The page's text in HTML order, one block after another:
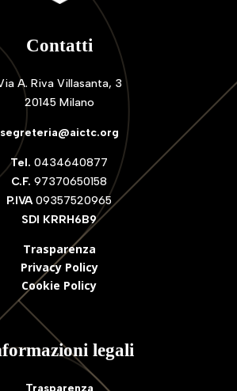
Contatti
A. Riva Villasanta, 3
20145 Milano
segreteria@aictc.org
Tel. 0434640877
C.F. 97370650158
P.IVA09357520965
SDI KRRH6B9
Trasparenza
Privacy Policy
Cookie Policy
legali
Trasparenza